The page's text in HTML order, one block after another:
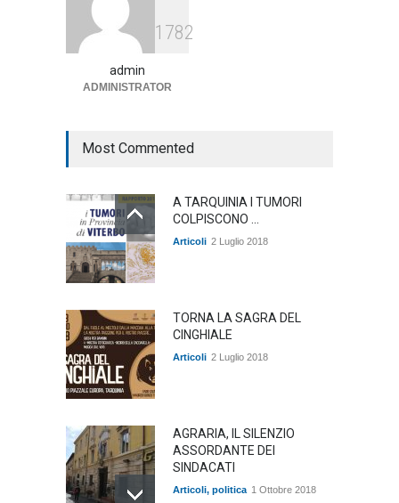
arrivano i pagamenti PAC, la
1782
admin
ADMINISTRATOR
Most Commented
A TARQUINIA I TUMORI
COLPISCONO ...
Articoli 2 Luglio 2018
TORNA LA SAGRA DEL
CINGHIALE
Articoli 2 Luglio 2018
AGRARIA, IL SILENZIO
ASSORDANTE DEI
SINDACATI
Articoli, politica 1 Ottobre 2018